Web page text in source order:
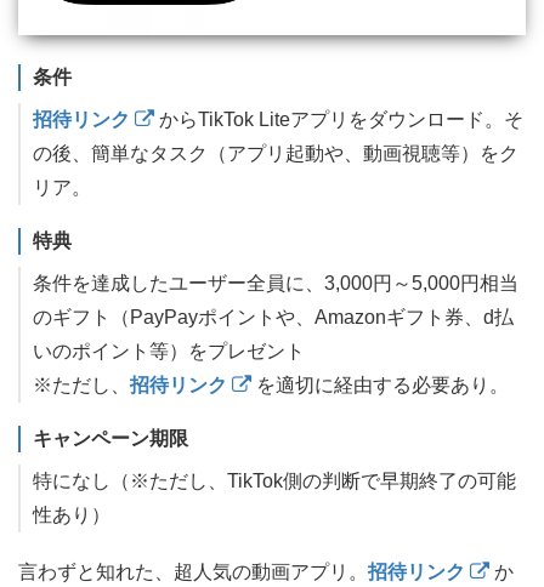
条件
招待リンク
からTikTok Liteアプリをダウンロード。そ
の後、簡単なタスク（アプリ起動や、動画視聴等）をク
リア。
特典
条件を達成したユーザー全員に、3,000円～5,000円相当
のギフト（PayPayポイントや、Amazonギフト券、d払
いのポイント等）をプレゼント
※ただし、 招待リンク を適切に経由する必要あり。
キャンペーン期限
特になし（※ただし、TikTok側の判断で早期終了の可能
性あり）
言わずと知れた、超人気の動画アプリ。 招待リンク
か